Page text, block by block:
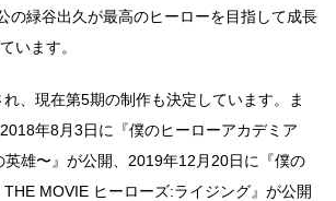
の緑谷出久が最高のヒーローを目指して成長
います。
、現在第5期の制作も決定しています。ま
年8月3日に『僕のヒーローアカデミア
雄〜』が公開、2019年12月20日に『僕の
MOVIE ヒーローズ:ライジング』が公開